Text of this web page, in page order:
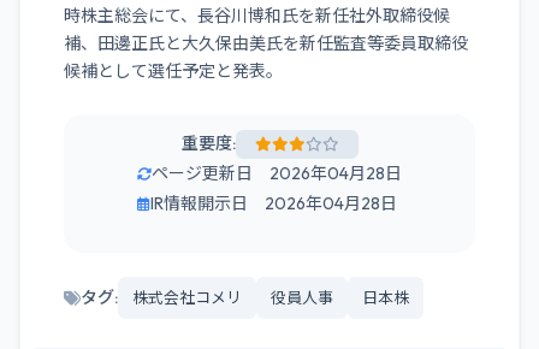
時株主総会にて、長谷川博和氏を新任社外取締役候
補、田邊正氏と大久保由美氏を新任監査等委員取締役
候補として選任予定と発表。
重要度:
ページ更新日 2026年04月28日
IR情報開示日 2026年04月28日
タグ: 株式会社コメリ 役員人事 日本株